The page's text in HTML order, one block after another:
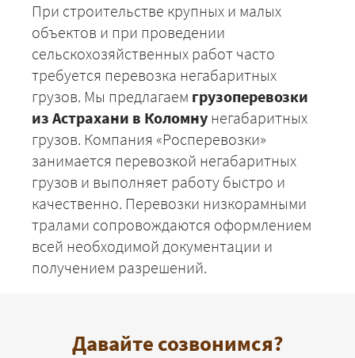
При строительстве крупных и малых
объектов и при проведении
сельскохозяйственных работ часто
требуется перевозка негабаритных
грузов. Мы предлагаем грузоперевозки
из Астрахани в Коломну негабаритных
грузов. Компания «Росперевозки»
занимается перевозкой негабаритных
грузов и выполняет работу быстро и
качественно. Перевозки низкорамными
тралами сопровождаются оформлением
всей необходимой документации и
получением разрешений.
Давайте созвонимся?